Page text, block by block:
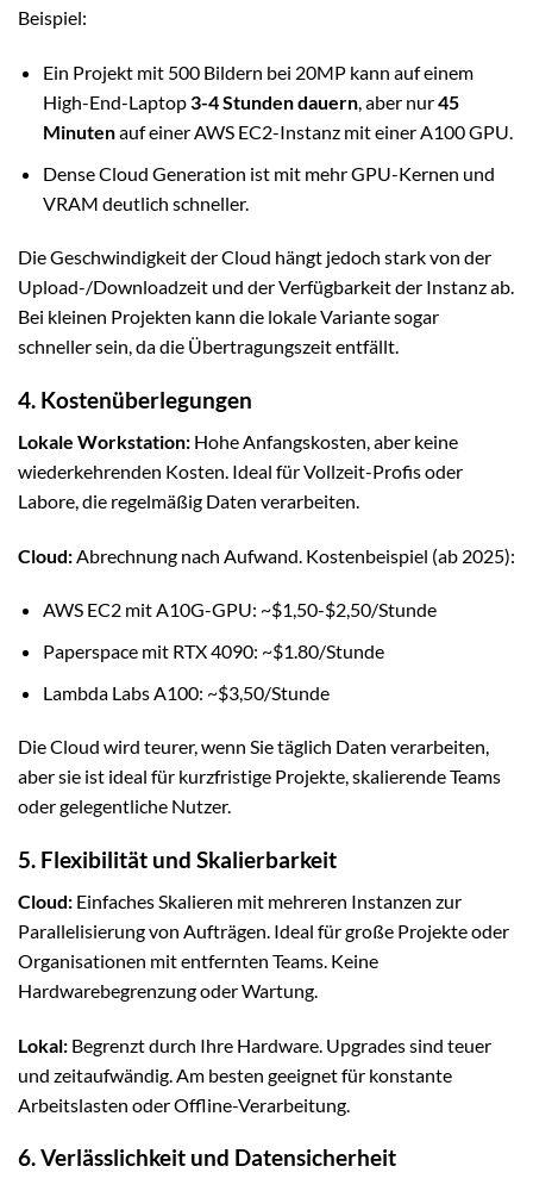
Beispiel:
Ein Projekt mit 500 Bildern bei 20MP kann auf einem
High-End-Laptop3-4 Stunden dauern, aber nur45
Minutenauf einer AWS EC2-Instanz mit einer A100 GPU.
Dense Cloud Generation ist mit mehr GPU-Kernen und
VRAM deutlich schneller.
Die Geschwindigkeit der Cloud hängt jedoch stark von der
Upload-/Downloadzeit und der Verfügbarkeit der Instanz ab.
Bei kleinen Projekten kann die lokale Variante sogar
schneller sein, da die Übertragungszeit entfällt.
4. Kostenüberlegungen
Lokale Workstation: Hohe Anfangskosten, aber keine
wiederkehrenden Kosten. Ideal für Vollzeit-Profis oder
Labore, die regelmäßig Daten verarbeiten.
Cloud: Abrechnung nach Aufwand. Kostenbeispiel (ab 2025):
AWS EC2 mit A10G-GPU: ~$1,50-$2,50/Stunde
Paperspace mit RTX 4090: ~$1.80/Stunde
Lambda Labs A100: ~$3,50/Stunde
Die Cloud wird teurer, wenn Sie täglich Daten verarbeiten,
aber sie ist ideal für kurzfristige Projekte, skalierende Teams
oder gelegentliche Nutzer.
5. Flexibilität und Skalierbarkeit
Cloud: Einfaches Skalieren mit mehreren Instanzen zur
Parallelisierung von Aufträgen. Ideal für große Projekte oder
Organisationen mit entfernten Teams. Keine
Hardwarebegrenzung oder Wartung.
Lokal: Begrenzt durch Ihre Hardware. Upgrades sind teuer
und zeitaufwändig. Am besten geeignet für konstante
Arbeitslasten oder Offline-Verarbeitung.
6. Verlässlichkeit und Datensicherheit